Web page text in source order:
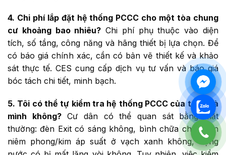
4. Chi phí lắp đặt hệ thống PCCC cho một tòa chung
cư khoảng bao nhiêu? Chi phí phụ thuộc vào diện
tích, số tầng, công năng và hãng thiết bị lựa chọn. Để
có báo giá chính xác, cần có bản vẽ thiết kế và khảo
sát thực tế. CES cung cấp dịch vụ tư vấn và báo giá
bóc tách chi tiết, minh bạch.
5. Tôi có thể tự kiểm tra hệ thống PCCC của tòa nhà
mình không?Cư dân có thể quan sát bằng mắt
thường: đèn Exit có sáng không, bình chữa cháy còn
niêm phong/kim áp suất ở vạch xanh không, họng